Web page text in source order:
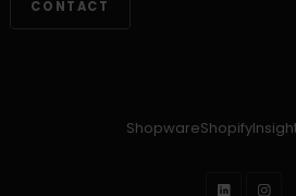
CONTACT
ShopwareShopify